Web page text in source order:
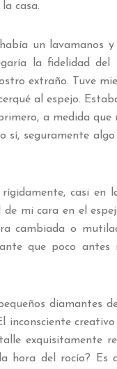
casa.
un lavamanos y
la fidelidad del
extraño. Tuve
al espejo.
a medida que
sí, seguramente
casi en
mi cara en el
cambiada o
que poco antes
diamantes
inconsciente
exquisitamente
hora del rocío? Es